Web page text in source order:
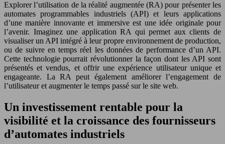
Explorer l’utilisation de la réalité augmentée (RA) pour présenter les
automates programmables industriels (API) et leurs applications
d’une manière innovante et immersive est une idée originale pour
l’avenir. Imaginez une application RA qui permet aux clients de
visualiser un API intégré à leur propre environnement de production,
ou de suivre en temps réel les données de performance d’un API.
Cette technologie pourrait révolutionner la façon dont les API sont
présentés et vendus, et offrir une expérience utilisateur unique et
engageante. La RA peut également améliorer l’engagement de
l’utilisateur et augmenter le temps passé sur le site web.
Un investissement rentable pour la
visibilité et la croissance des fournisseurs
d’automates industriels